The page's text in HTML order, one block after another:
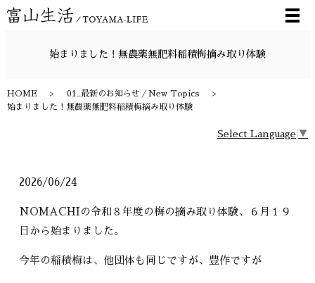
メ
始まりました！無農薬無肥料稲積梅摘み取り体験
HOME
01_最新のお知らせ／New Topics
始まりました！無農薬無肥料稲積梅摘み取り体験
Select Language ▼
2026/06/24
NOMACHIの令和８年度の梅の摘み取り体験、６月１９
日から始まりました。
今年の稲積梅は、他団体も同じですが、豊作ですが